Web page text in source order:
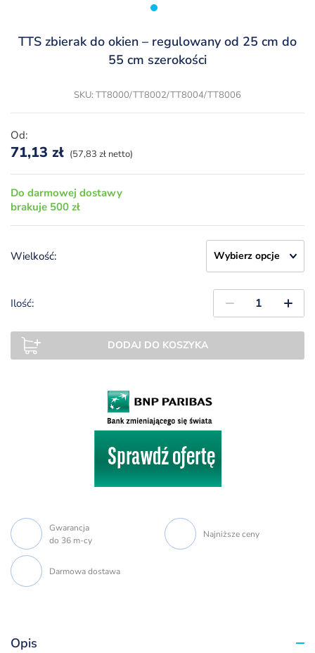
TTS zbierak do okien – regulowany od 25 cm do
55 cm szerokości
SKU: TT8000/TT8002/TT8004/TT8006
Od:
71,13 zł (57,83 zł netto)
Do darmowej dostawy
brakuje 500 zł
Wielkość:
Ilość:
DODAJ DO KOSZYKA
Gwarancja
do 36 m-cy
Najniższe ceny
Darmowa dostawa
Opis